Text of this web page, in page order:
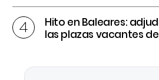
Hito en Baleares:
las plazas vacantes